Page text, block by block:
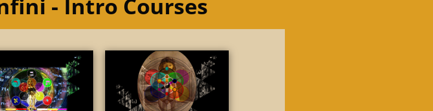
- Intro Courses